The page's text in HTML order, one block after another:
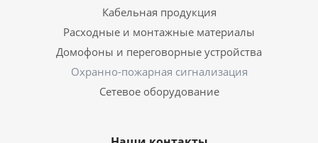
Кабельная продукция
Расходные и монтажные материалы
Домофоны и переговорные устройства
Охранно-пожарная сигнализация
Сетевое оборудование